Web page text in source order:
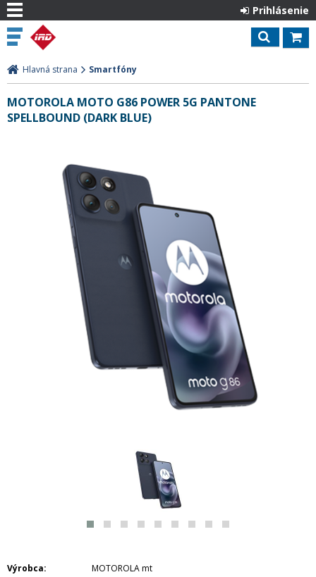
Prihlásenie
Hlavná strana Smartfóny
MOTOROLA MOTO G86 POWER 5G PANTONE
SPELLBOUND (DARK BLUE)
Výrobca
MOTOROLA mt